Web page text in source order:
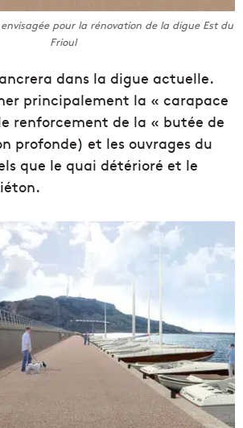
pour la rénovation de la digue Est du
Frioul
dans la digue actuelle.
principalement la « carapace
renforcement de la « butée de
profonde) et les ouvrages du
que le quai détérioré et le